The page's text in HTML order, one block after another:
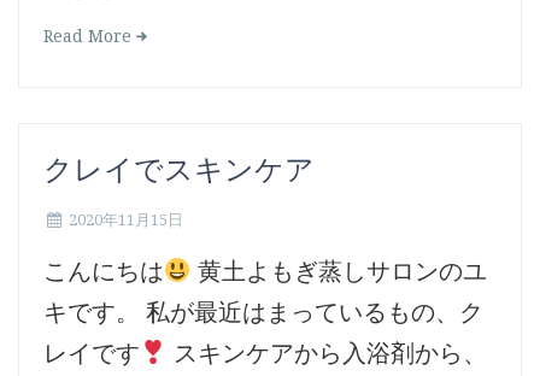
Read More
クレイでスキンケア
2020年11月15日
こんにちは
黄土よもぎ蒸しサロンのユ
キです。 私が最近はまっているもの、ク
レイです
スキンケアから入浴剤から、